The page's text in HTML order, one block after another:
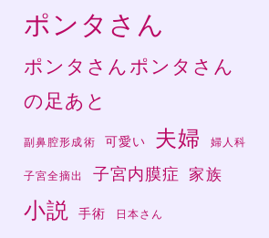
ポンタさん
ポンタさんポンタさん
の足あと
副鼻腔形成術 可愛い 夫婦 婦人科
子宮全摘出 子宮内膜症 家族
小説 手術 日本さん